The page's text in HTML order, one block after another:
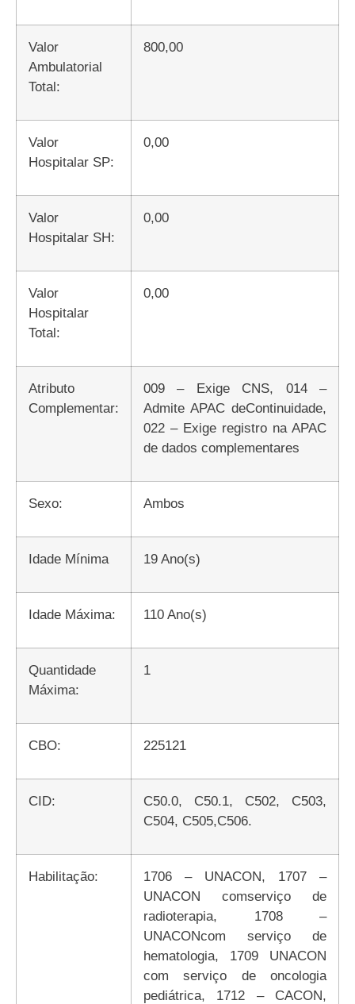
Valor
Ambulatorial
Total:
800,00
Valor
Hospitalar SP:
0,00
Valor
Hospitalar SH:
0,00
Valor
Hospitalar
Total:
0,00
Atributo
Complementar:
009 – Exige CNS, 014 –
Admite APAC deContinuidade,
022 – Exige registro na APAC
de dados complementares
Sexo: Ambos
Idade Mínima 19 Ano(s)
Idade Máxima: 110 Ano(s)
Quantidade
Máxima:
1
CBO: 225121
CID:
C50.0, C50.1, C502, C503,
C504, C505,C506.
Habilitação:
1706 – UNACON, 1707 –
UNACON comserviço de
radioterapia, 1708 –
UNACONcom serviço de
hematologia, 1709 UNACON
com serviço de oncologia
pediátrica, 1712 – CACON,